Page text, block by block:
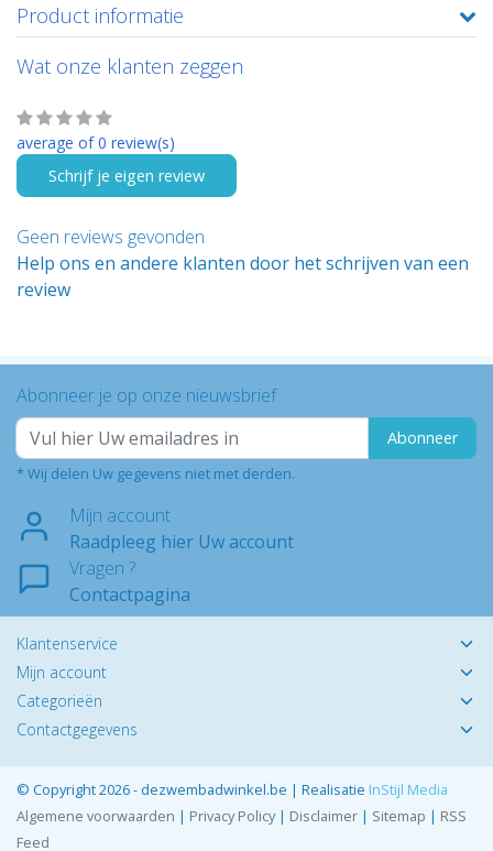
Product informatie
Wat onze klanten zeggen
average of 0 review(s)
Schrijf je eigen review
Geen reviews gevonden
Help ons en andere klanten door het schrijven van een
review
Abonneer je op onze nieuwsbrief
Abonneer
* Wij delen Uw gegevens niet met derden.
Mijn account
Raadpleeg hier Uw account
Vragen ?
Contactpagina
Klantenservice
Mijn account
Categorieën
Contactgegevens
© Copyright 2026 - dezwembadwinkel.be | Realisatie InStijl Media
Algemene voorwaarden | Privacy Policy| Disclaimer | Sitemap | RSS
Feed